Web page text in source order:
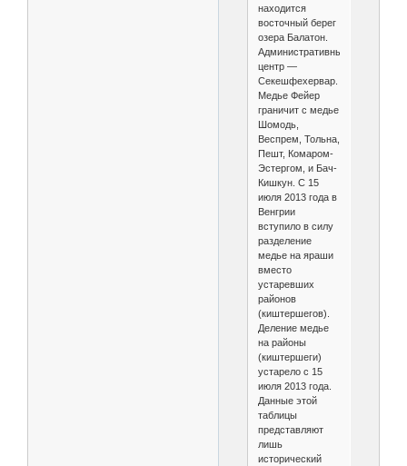
находится
восточный берег
озера Балатон.
Административный
центр —
Секешфехервар.
Медье Фейер
граничит с медье
Шомодь,
Веспрем, Тольна,
Пешт, Комаром-
Эстергом, и Бач-
Кишкун. С 15
июля 2013 года в
Венгрии
вступило в силу
разделение
медье на яраши
вместо
устаревших
районов
(киштершегов).
Деление медье
на районы
(киштершеги)
устарело с 15
июля 2013 года.
Данные этой
таблицы
представляют
лишь
исторический